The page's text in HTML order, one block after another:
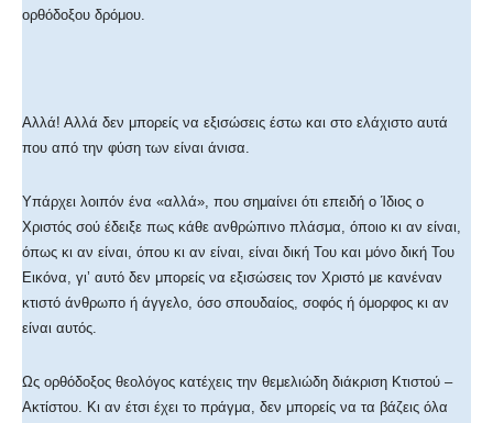
ορθόδοξου δρόμου.
Αλλά! Αλλά δεν μπορείς να εξισώσεις έστω και στο ελάχιστο αυτά
που από την φύση των είναι άνισα.
Υπάρχει λοιπόν ένα «αλλά», που σημαίνει ότι επειδή ο Ίδιος ο
Χριστός σού έδειξε πως κάθε ανθρώπινο πλάσμα, όποιο κι αν είναι,
όπως κι αν είναι, όπου κι αν είναι, είναι δική Του και μόνο δική Του
Εικόνα, γι’ αυτό δεν μπορείς να εξισώσεις τον Χριστό με κανέναν
κτιστό άνθρωπο ή άγγελο, όσο σπουδαίος, σοφός ή όμορφος κι αν
είναι αυτός.
Ως ορθόδοξος θεολόγος κατέχεις την θεμελιώδη διάκριση Κτιστού –
Ακτίστου. Κι αν έτσι έχει το πράγμα, δεν μπορείς να τα βάζεις όλα